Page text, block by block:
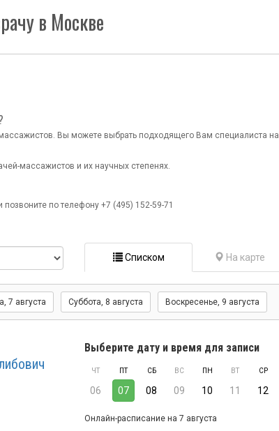
в Москве
Вы можете выбрать подходящего Вам специалиста на
массажистов и их научных степенях.
по телефону +7 (495) 152-59-71
Списком
На карте
, 7 августа Суббота, 8 августа Воскресенье, 9 августа
Выберите дату и время для записи
ЧТ
06
ПТ
07
СБ
08
ВС
09
ПН
10
ВТ
11
СР
12
Онлайн-расписание на 7 августа